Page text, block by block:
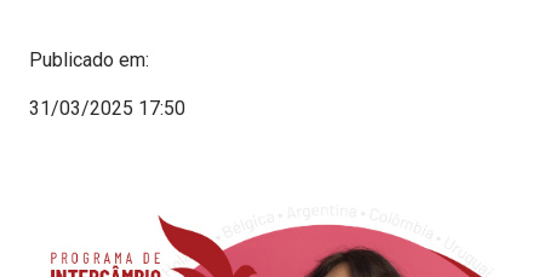
Publicado em:
31/03/2025 17:50